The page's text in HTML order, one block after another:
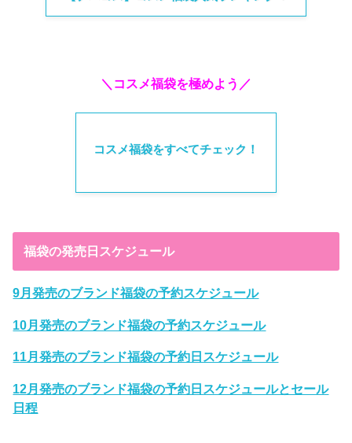
＼コスメ福袋を極めよう／
コスメ福袋をすべてチェック！
福袋の発売日スケジュール
9月発売のブランド福袋の予約スケジュール
10月発売のブランド福袋の予約スケジュール
11月発売のブランド福袋の予約日スケジュール
12月発売のブランド福袋の予約日スケジュールとセール
日程